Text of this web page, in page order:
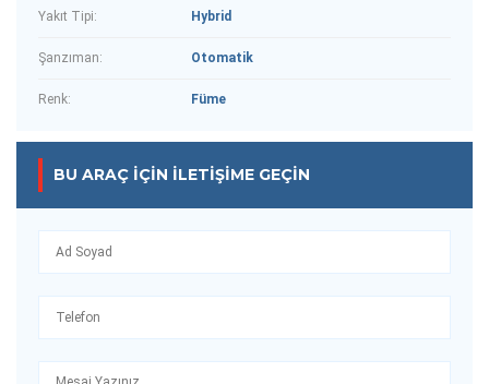
Yakıt Tipi: Hybrid
Şanzıman: Otomatik
Renk: Füme
BU ARAÇ IÇIN İLETIŞIME GEÇIN